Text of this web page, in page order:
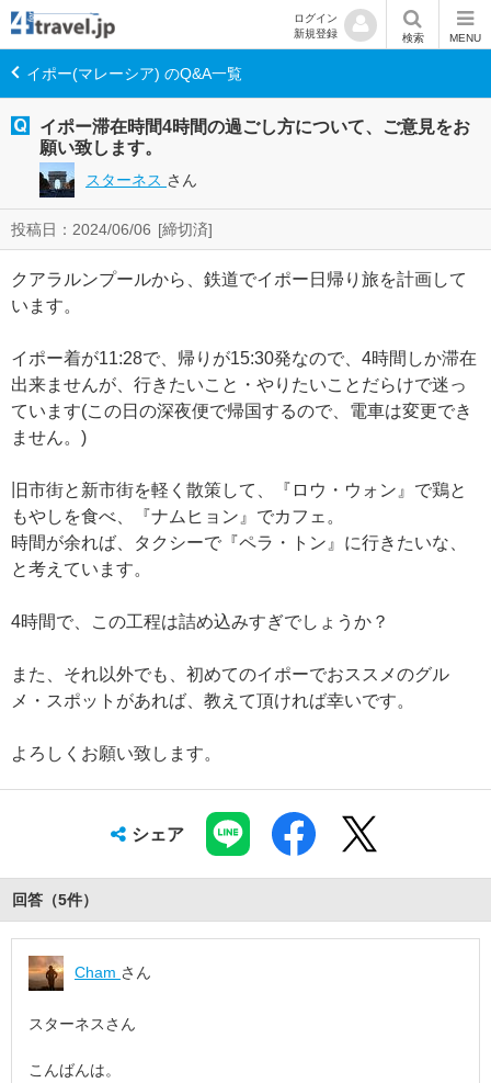
ログイン
新規登録
検索 MENU
イポー(マレーシア) のQ&A一覧
イポー滞在時間4時間の過ごし方について、ご意見をお
願い致します。
スターネス さん
投稿日：2024/06/06 [締切済]
クアラルンプールから、鉄道でイポー日帰り旅を計画して
います。
イポー着が11:28で、帰りが15:30発なので、4時間しか滞在
出来ませんが、行きたいこと・やりたいことだらけで迷っ
ています(この日の深夜便で帰国するので、電車は変更でき
ません。)
旧市街と新市街を軽く散策して、『ロウ・ウォン』で鶏と
もやしを食べ、『ナムヒョン』でカフェ。
時間が余れば、タクシーで『ペラ・トン』に行きたいな、
と考えています。
4時間で、この工程は詰め込みすぎでしょうか？
また、それ以外でも、初めてのイポーでおススメのグル
メ・スポットがあれば、教えて頂ければ幸いです。
よろしくお願い致します。
シェア
回答（5件）
Cham さん
スターネスさん
こんばんは。